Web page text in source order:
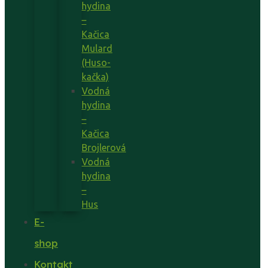
hydina
–
Kačica
Mulard
(Huso-
kačka)
Vodná
hydina
–
Kačica
Brojlerová
Vodná
hydina
–
Hus
E-
shop
Kontakt